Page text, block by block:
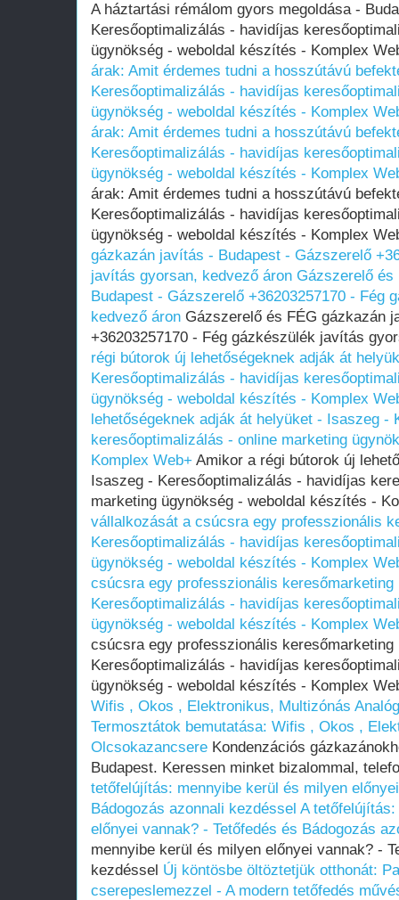
A háztartási rémálom gyors megoldása -
Keresőoptimalizálás - havidíjas
ügynökség - weboldal készítés - Komplex
árak: Amit érdemes tudni a hosszútávú
Keresőoptimalizálás - havidíjas
ügynökség - weboldal készítés - Komplex
árak: Amit érdemes tudni a hosszútávú
Keresőoptimalizálás - havidíjas
ügynökség - weboldal készítés - Komplex
árak: Amit érdemes tudni a hosszútávú
Keresőoptimalizálás - havidíjas
ügynökség - weboldal készítés - Komplex
gázkazán javítás - Budapest - Gázszerelő
javítás gyorsan, kedvező áron Gázszerelő
Budapest - Gázszerelő +36203257170 - Fég
kedvező áron Gázszerelő és FÉG gázkazán
+36203257170 - Fég gázkészülék javítás
régi bútorok új lehetőségeknek adják át
Keresőoptimalizálás - havidíjas
ügynökség - weboldal készítés - Komplex
lehetőségeknek adják át helyüket - Isaszeg -
keresőoptimalizálás - online marketing
Komplex Web+ Amikor a régi bútorok új
Isaszeg - Keresőoptimalizálás - havidíjas
marketing ügynökség - weboldal készítés -
vállalkozását a csúcsra egy professzionális
Keresőoptimalizálás - havidíjas
ügynökség - weboldal készítés - Komplex
csúcsra egy professzionális keresőmarketing
Keresőoptimalizálás - havidíjas
ügynökség - weboldal készítés - Komplex
csúcsra egy professzionális keresőmarketing
Keresőoptimalizálás - havidíjas
ügynökség - weboldal készítés - Komplex
Wifis , Okos , Elektronikus, Multizónás
Termosztátok bemutatása: Wifis , Okos ,
Olcsokazancsere Kondenzációs
Budapest. Keressen minket bizalommal,
tetőfelújítás: mennyibe kerül és milyen
Bádogozás azonnali kezdéssel A
előnyei vannak? - Tetőfedés és Bádogozás
mennyibe kerül és milyen előnyei vannak? -
kezdéssel Új köntösbe öltöztetjük otthonát:
cserepeslemezzel - A modern tetőfedés